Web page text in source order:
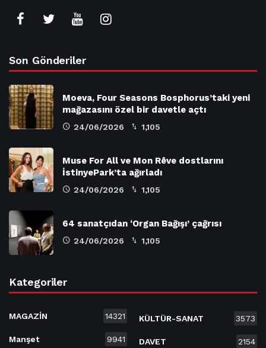
Son Gönderiler
Moeva, Four Seasons Bosphorus’taki yeni
mağazasını özel bir davetle açtı
24/06/2026 1,105
Muse For All ve Mon Rêve dostlarını
İstinyePark’ta ağırladı
24/06/2026 1,105
64 sanatçıdan ‘Organ Bağışı’ çağrısı
24/06/2026 1,105
Kategoriler
MAGAZİN 14321
Manşet 9941
KÜLTÜR-SANAT 3573
DAVET 2154